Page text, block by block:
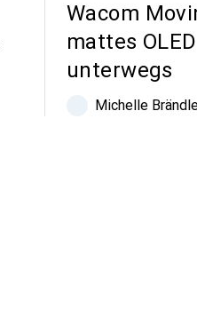
Wacom
mattes
unterwegs
Michelle